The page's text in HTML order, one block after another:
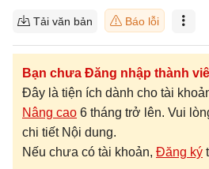
Tải văn bản Báo lỗi
Bạn chưa Đăng nhập thành
Đây là tiện ích dành cho tài
Nâng cao 6 tháng trở lên. Vui
chi tiết Nội dung.
Nếu chưa có tài khoản, Đăng ký